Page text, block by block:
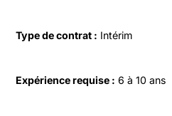
Type de contrat : Intérim
Expérience requise : 6 à 10 ans